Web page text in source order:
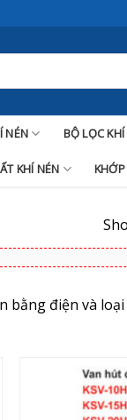
NÉN BỘ LỌC
KHÍ NÉN
bằng điện và